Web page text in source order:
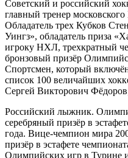
Советский и российский
главный тренер
Обладатель трех Кубков
Уингз», обладатель приза
игроку НХЛ, трехкратный
бронзовый призёр
Спортсмен, который
список 100 величайших
Сергей Викторович
Российский лыжник.
серебряный призёр в
года. Вице-чемпион мира
призёр в эстафете
Олимпийских игр в Турине